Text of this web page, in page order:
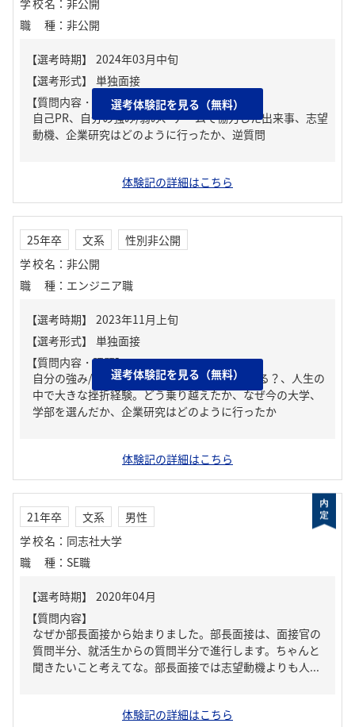
学校名 ： 非公開
職種 ： 非公開
【質問内容・課題】
自己PR、自分の強み/弱み、チームで協力した出来事、志望
動機、企業研究はどのように行ったか、逆質問
選考体験記を見る（無料）
体験記の詳細はこちら
25年卒 文系
性別非公開
学校名 ： 非公開
職種 ： エンジニア職
【質問内容・課題】
自分の強み/弱み、周りからどんな人といわれる？、人生の
中で大きな挫折経験。どう乗り越えたか、なぜ今の大学、
学部を選んだか、企業研究はどのように行ったか
選考体験記を見る（無料）
体験記の詳細はこちら
21年卒 文系
男性
学校名 ： 同志社大学
職種 ： SE職
【質問内容】
なぜか部長面接から始まりました。部長面接は、面接官の
質問半分、就活生からの質問半分で進行します。ちゃんと
聞きたいこと考えてな。部長面接では志望動機よりも人...
体験記の詳細はこちら